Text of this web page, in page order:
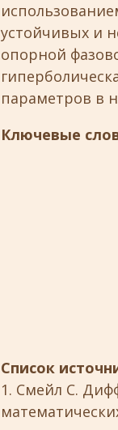
устойчивых и
опорной
параметров в
Ключевые
Список
Смейл С.